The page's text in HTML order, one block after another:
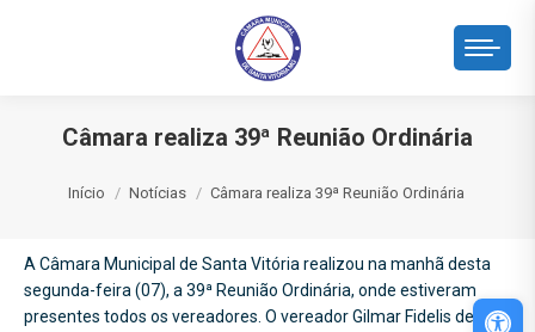
Câmara realiza 39ª Reunião Ordinária
Início Notícias Câmara realiza 39ª Reunião Ordinária
A Câmara Municipal de Santa Vitória realizou na manhã desta
segunda-feira (07), a 39ª Reunião Ordinária, onde estiveram
presentes todos os vereadores. O vereador Gilmar Fidelis de